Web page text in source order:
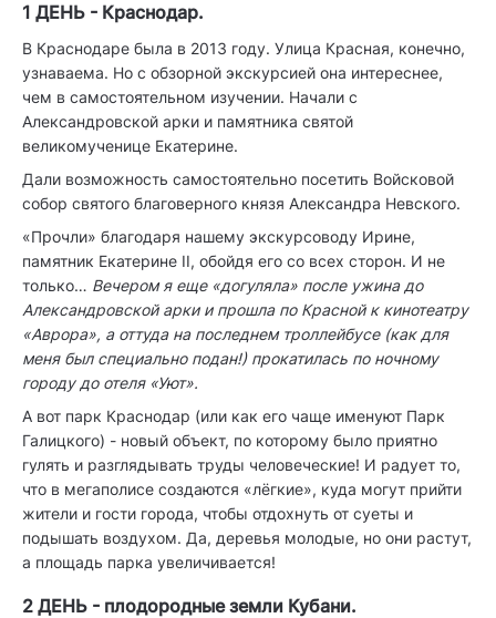
1 ДЕНЬ - Краснодар.
В Краснодаре была в 2013 году. Улица Красная, конечно,
узнаваема. Но с обзорной экскурсией она интереснее,
чем в самостоятельном изучении. Начали с
Александровской арки и памятника святой
великомученице Екатерине.
Дали возможность самостоятельно посетить Войсковой
собор святого благоверного князя Александра Невского.
«Прочли» благодаря нашему экскурсоводу Ирине,
памятник Екатерине II, обойдя его со всех сторон. И не
только… Вечером я еще «догуляла» после ужина до
Александровской арки и прошла по Красной к кинотеатру
«Аврора», а оттуда на последнем троллейбусе (как для
меня был специально подан!) прокатилась по ночному
городу до отеля «Уют».
А вот парк Краснодар (или как его чаще именуют Парк
Галицкого) - новый объект, по которому было приятно
гулять и разглядывать труды человеческие! И радует то,
что в мегаполисе создаются «лёгкие», куда могут прийти
жители и гости города, чтобы отдохнуть от суеты и
подышать воздухом. Да, деревья молодые, но они растут,
а площадь парка увеличивается!
2 ДЕНЬ - плодородные земли Кубани.